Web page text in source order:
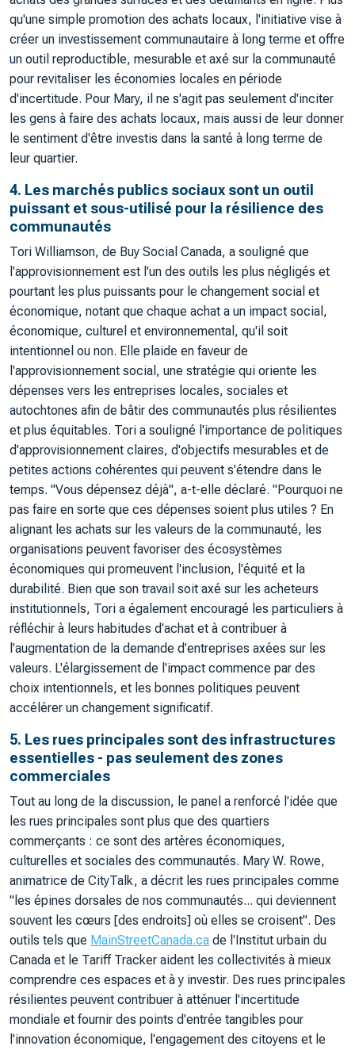
qu'une simple promotion des achats locaux, l'initiative vise à
créer un investissement communautaire à long terme et offre
un outil reproductible, mesurable et axé sur la communauté
pour revitaliser les économies locales en période
d'incertitude. Pour Mary, il ne s'agit pas seulement d'inciter
les gens à faire des achats locaux, mais aussi de leur donner
le sentiment d'être investis dans la santé à long terme de
leur quartier.
4. Les marchés publics sociaux sont un outil
puissant et sous-utilisé pour la résilience des
communautés
Tori Williamson, de Buy Social Canada, a souligné que
l'approvisionnement est l'un des outils les plus négligés et
pourtant les plus puissants pour le changement social et
économique, notant que chaque achat a un impact social,
économique, culturel et environnemental, qu'il soit
intentionnel ou non. Elle plaide en faveur de
l'approvisionnement social, une stratégie qui oriente les
dépenses vers les entreprises locales, sociales et
autochtones afin de bâtir des communautés plus résilientes
et plus équitables. Tori a souligné l'importance de politiques
d'approvisionnement claires, d'objectifs mesurables et de
petites actions cohérentes qui peuvent s'étendre dans le
temps. "Vous dépensez déjà", a-t-elle déclaré. "Pourquoi ne
pas faire en sorte que ces dépenses soient plus utiles ? En
alignant les achats sur les valeurs de la communauté, les
organisations peuvent favoriser des écosystèmes
économiques qui promeuvent l'inclusion, l'équité et la
durabilité. Bien que son travail soit axé sur les acheteurs
institutionnels, Tori a également encouragé les particuliers à
réfléchir à leurs habitudes d'achat et à contribuer à
l'augmentation de la demande d'entreprises axées sur les
valeurs. L'élargissement de l'impact commence par des
choix intentionnels, et les bonnes politiques peuvent
accélérer un changement significatif.
5. Les rues principales sont des infrastructures
essentielles - pas seulement des zones
commerciales
Tout au long de la discussion, le panel a renforcé l'idée que
les rues principales sont plus que des quartiers
commerçants : ce sont des artères économiques,
culturelles et sociales des communautés. Mary W. Rowe,
animatrice de CityTalk, a décrit les rues principales comme
"les épines dorsales de nos communautés... qui deviennent
souvent les cœurs [des endroits] où elles se croisent". Des
outils tels que MainStreetCanada.ca de l'Institut urbain du
Canada et le Tariff Tracker aident les collectivités à mieux
comprendre ces espaces et à y investir. Des rues principales
résilientes peuvent contribuer à atténuer l'incertitude
mondiale et fournir des points d'entrée tangibles pour
l'innovation économique, l'engagement des citoyens et le